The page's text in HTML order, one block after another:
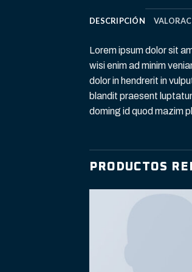
DESCRIPCIÓN
Lorem ipsum dolor sit
wisi enim ad minim
dolor in hendrerit in
blandit praesent
doming id quod mazim
PRODUCTOS